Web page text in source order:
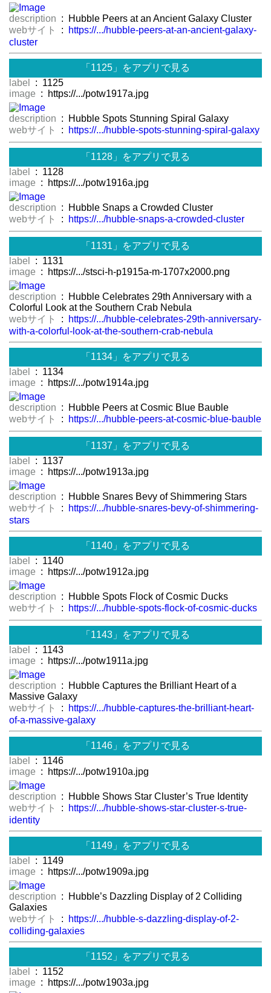
description : Hubble Peers at an Ancient Galaxy Cluster
webサイト
:
https://.../hubble-peers-at-an-ancient-galaxy-
cluster
「1125」をアプリで見る
label
: 1125
image : https://.../potw1917a.jpg
description : Hubble Spots Stunning Spiral Galaxy
webサイト
: https://.../hubble-spots-stunning-spiral-galaxy
「1128」をアプリで見る
label
: 1128
image : https://.../potw1916a.jpg
description : Hubble Snaps a Crowded Cluster
webサイト
: https://.../hubble-snaps-a-crowded-cluster
「1131」をアプリで見る
label
: 1131
image : https://.../stsci-h-p1915a-m-1707x2000.png
description : Hubble Celebrates 29th Anniversary with a
Colorful Look at the Southern Crab Nebula
webサイト
:
https://.../hubble-celebrates-29th-anniversary-
with-a-colorful-look-at-the-southern-crab-nebula
「1134」をアプリで見る
label
: 1134
image : https://.../potw1914a.jpg
description : Hubble Peers at Cosmic Blue Bauble
webサイト
: https://.../hubble-peers-at-cosmic-blue-bauble
「1137」をアプリで見る
label
: 1137
image : https://.../potw1913a.jpg
description : Hubble Snares Bevy of Shimmering Stars
webサイト
:
https://.../hubble-snares-bevy-of-shimmering-
stars
「1140」をアプリで見る
label
: 1140
image : https://.../potw1912a.jpg
description : Hubble Spots Flock of Cosmic Ducks
webサイト
: https://.../hubble-spots-flock-of-cosmic-ducks
「1143」をアプリで見る
label
: 1143
image : https://.../potw1911a.jpg
description : Hubble Captures the Brilliant Heart of a
Massive Galaxy
webサイト
:
https://.../hubble-captures-the-brilliant-heart-
of-a-massive-galaxy
「1146」をアプリで見る
label
: 1146
image : https://.../potw1910a.jpg
description : Hubble Shows Star Cluster’s True Identity
webサイト
:
https://.../hubble-shows-star-cluster-s-true-
identity
「1149」をアプリで見る
label
: 1149
image : https://.../potw1909a.jpg
description : Hubble’s Dazzling Display of 2 Colliding
Galaxies
webサイト
:
https://.../hubble-s-dazzling-display-of-2-
colliding-galaxies
「1152」をアプリで見る
label
: 1152
image : https://.../potw1903a.jpg